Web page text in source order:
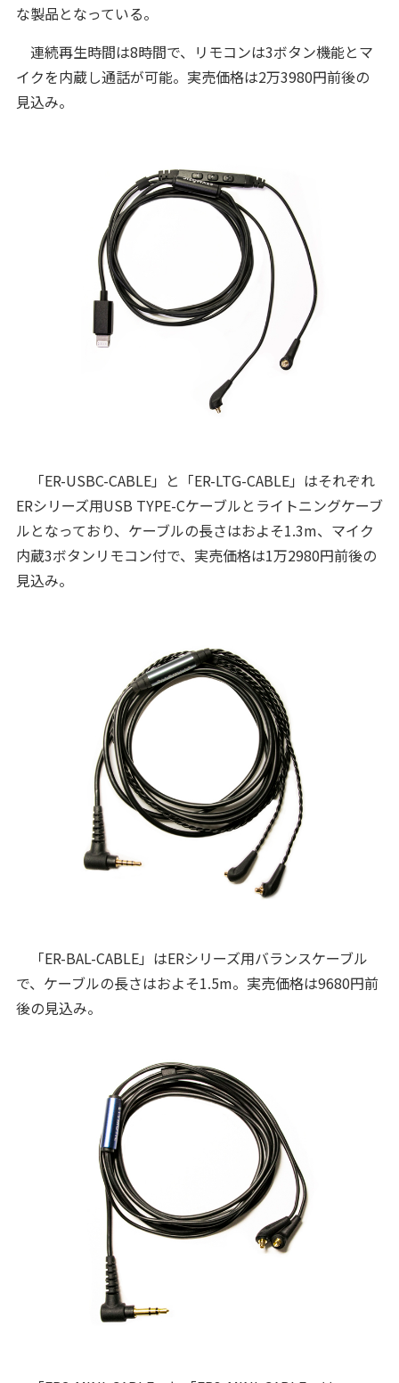
な製品となっている。
連続再生時間は8時間で、リモコンは3ボタン機能とマ
イクを内蔵し通話が可能。実売価格は2万3980円前後の
見込み。
「ER-USBC-CABLE」と「ER-LTG-CABLE」はそれぞれ
ERシリーズ用USB TYPE-Cケーブルとライトニングケーブ
ルとなっており、ケーブルの長さはおよそ1.3m、マイク
内蔵3ボタンリモコン付で、実売価格は1万2980円前後の
見込み。
「ER-BAL-CABLE」はERシリーズ用バランスケーブル
で、ケーブルの長さはおよそ1.5m。実売価格は9680円前
後の見込み。